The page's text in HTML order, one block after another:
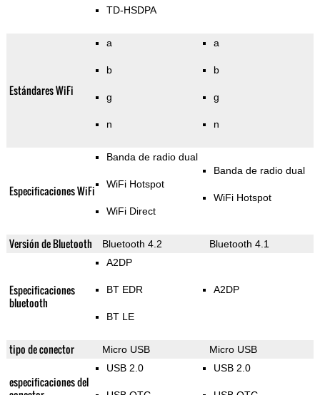
TD-HSDPA
Estándares WiFi
a
b
g
n
a
b
g
n
Especificaciones WiFi
Banda de radio dual
WiFi Hotspot
WiFi Direct
Banda de radio dual
WiFi Hotspot
Versión de Bluetooth Bluetooth 4.2 Bluetooth 4.1
Especificaciones
bluetooth
A2DP
BT EDR
BT LE
A2DP
tipo de conector Micro USB Micro USB
especificaciones del
USB 2.0 USB 2.0